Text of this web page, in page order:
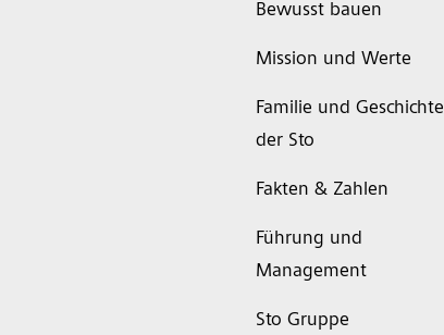
Bewusst bauen
Mission und Werte
Familie und Geschichte
der Sto
Fakten & Zahlen
Führung und
Management
Sto Gruppe